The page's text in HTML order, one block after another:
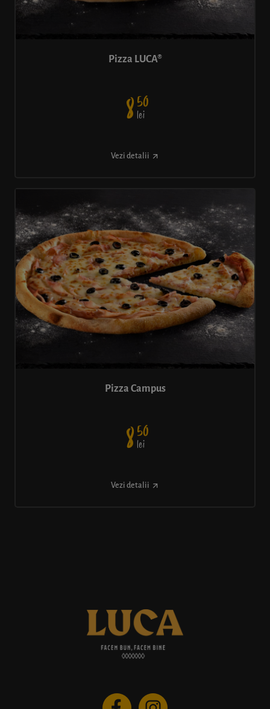
Pizza LUCA®
850
lei
Vezi detalii
Pizza Campus
850
lei
Vezi detalii